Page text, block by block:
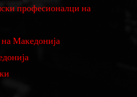
професионалци на
Македонија